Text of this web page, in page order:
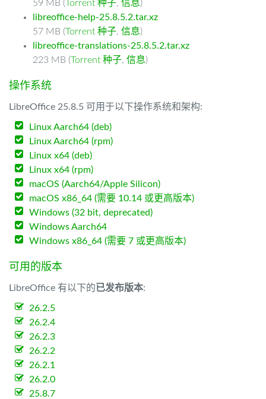
59 MB (Torrent 种子, 信息)
libreoffice-help-25.8.5.2.tar.xz
57 MB (Torrent 种子, 信息)
libreoffice-translations-25.8.5.2.tar.xz
223 MB (Torrent 种子, 信息)
操作系统
LibreOffice 25.8.5 可用于以下操作系统和架构:
Linux Aarch64 (deb)
Linux Aarch64 (rpm)
Linux x64 (deb)
Linux x64 (rpm)
macOS (Aarch64/Apple Silicon)
macOS x86_64 (需要 10.14 或更高版本)
Windows (32 bit, deprecated)
Windows Aarch64
Windows x86_64 (需要 7 或更高版本)
可用的版本
LibreOffice 有以下的已发布版本:
26.2.5
26.2.4
26.2.3
26.2.2
26.2.1
26.2.0
25.8.7